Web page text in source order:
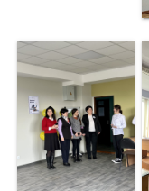
Resurse
Umane
Serviciul